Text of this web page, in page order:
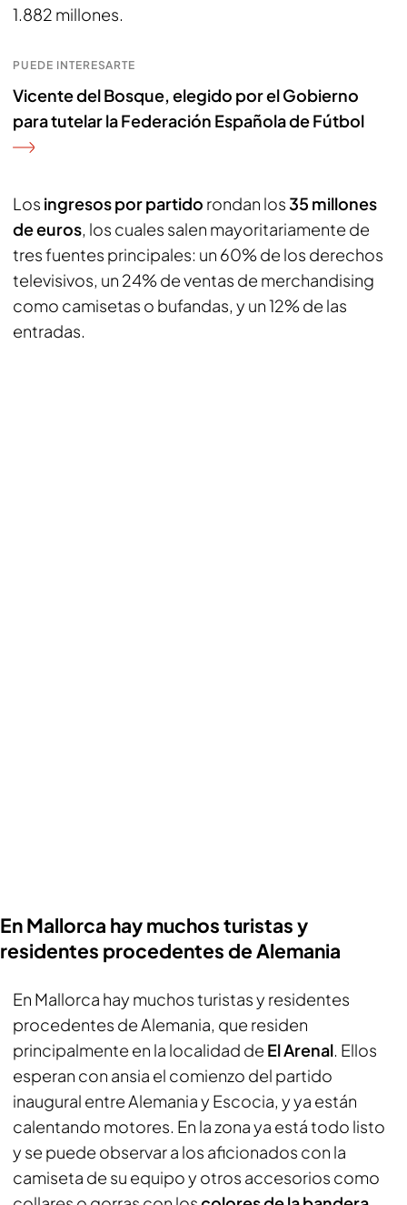
1.882 millones.
PUEDE INTERESARTE
Vicente del Bosque, elegido por el Gobierno
para tutelar la Federación Española de Fútbol
Los ingresos por partido rondan los35 millones
de euros, los cuales salen mayoritariamente de
tres fuentes principales: un 60% de los derechos
televisivos, un 24% de ventas de merchandising
como camisetas o bufandas, y un 12% de las
entradas.
En Mallorca hay muchos turistas y
residentes procedentes de Alemania
En Mallorca hay muchos turistas y residentes
procedentes de Alemania, que residen
principalmente en la localidad de El Arenal. Ellos
esperan con ansia el comienzo del partido
inaugural entre Alemania y Escocia, y ya están
calentando motores. En la zona ya está todo listo
y se puede observar a los aficionados con la
camiseta de su equipo y otros accesorios como